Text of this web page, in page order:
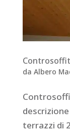
da Albero
terrazzi di